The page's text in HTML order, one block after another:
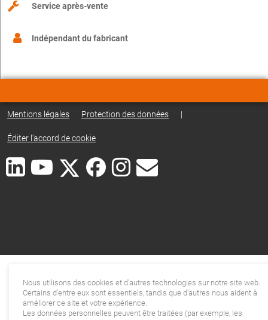
Service après-vente
Indépendant du fabricant
Mentions légales Protection des données |
Éditer l'accord de cookie
Nous utilisons des cookies et d'autres technologies sur notre site web.
Certains d'entre eux sont essentiels, tandis que d'autres nous aident à
améliorer ce site et votre expérience.
Les données personnelles peuvent être traitées (par exemple, les